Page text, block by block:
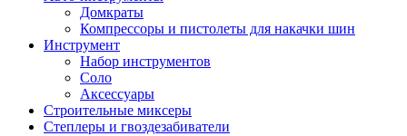
Домкраты
Компрессоры и пистолеты для накачки шин
Инструмент
Набор инструментов
Соло
Аксессуары
Строительные миксеры
Степлеры и гвоздезабиватели